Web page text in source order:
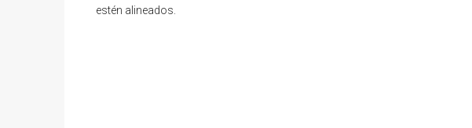
estén alineados.